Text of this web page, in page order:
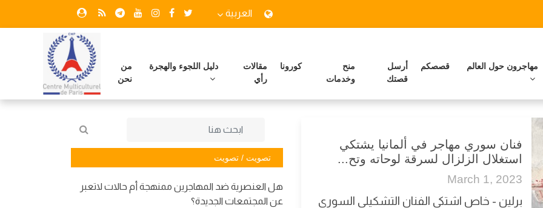
العربية
مهاجرون حول العالم قصصكم
أرسل
قصتك
منح
وخدمات
كورونا
مقالات
رأي
دليل اللجوء والهجرة
من
نحن
فنان سوري مهاجر في ألمانيا يشتكي
استغلال الزلزال لسرقة لوحاته وتح...
March 1, 2023
برلين - خاص اشتكى الفنان التشكيلي السوري
تصويت / تصويت
هل العنصرية ضد المهاجرين ممنهجة أم حالات لاتعبر
عن المجتمعات الجديدة؟